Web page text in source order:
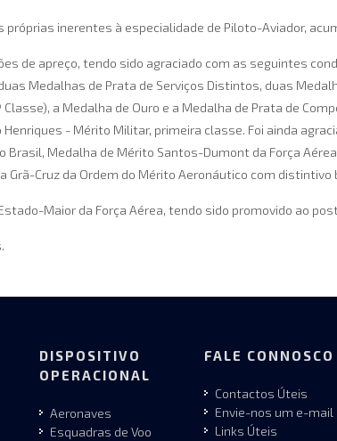
próprias inerentes à especialidade de Piloto-Aviador,
de apreço, tendo sido agraciado com as seguintes
Medalhas de Prata de Serviços Distintos, duas
Classe), a Medalha de Ouro e a Medalha de Prata de
- Mérito Militar, primeira classe. Foi ainda
Medalha de Mérito Santos-Dumont da Força
Grã-Cruz da Ordem do Mérito Aeronáutico com distintivo
Maior da Força Aérea, tendo sido promovido ao
DISPOSITIVO
OPERACIONAL
Aeronaves
Esquadras de Voo
FALE CONNOSCO
Contactos Úteis
Envie-nos um e-mail
Links Úteis